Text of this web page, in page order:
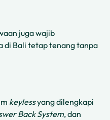
juga wajib
di Bali tetap tenang tanpa
keylessyang dilengkapi
Back System, dan